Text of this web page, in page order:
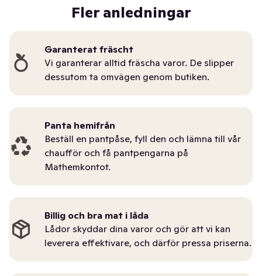
Fler anledningar
Garanterat fräscht
Vi garanterar alltid fräscha varor. De slipper
dessutom ta omvägen genom butiken.
Panta hemifrån
Beställ en pantpåse, fyll den och lämna till vår
chaufför och få pantpengarna på
Mathemkontot.
Billig och bra mat i låda
Lådor skyddar dina varor och gör att vi kan
leverera effektivare, och därför pressa priserna.